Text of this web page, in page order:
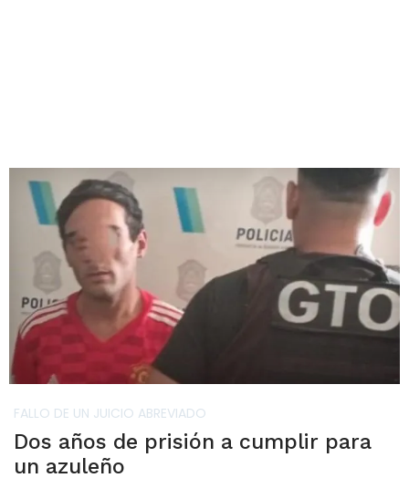
FALLO DE UN JUICIO ABREVIADO
Dos años de prisión a cumplir para
un azuleño